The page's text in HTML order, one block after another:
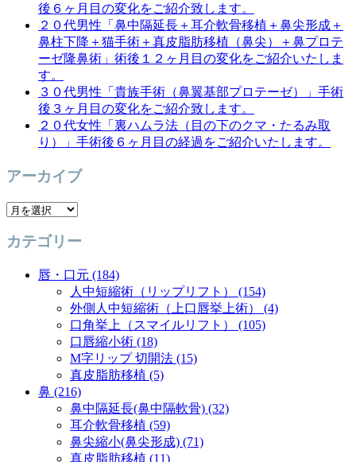
後６ヶ月目の変化をご紹介致します。
２０代男性「鼻中隔延長＋耳介軟骨移植＋鼻尖形成＋
鼻柱下降＋猫手術＋真皮脂肪移植（鼻尖）＋鼻プロテ
ーゼ隆鼻術」術後１２ヶ月目の変化をご紹介いたしま
す。
３０代男性「貴族手術（鼻翼基部プロテーゼ）」手術
後３ヶ月目の変化をご紹介致します。
２０代女性「裏ハムラ法（目の下のクマ・たるみ取
り）」手術後６ヶ月目の経過をご紹介いたします。
アーカイブ
ア
カ
カテゴリー
唇・口元 (184)
人中短縮術（リップリフト） (154)
外側人中短縮術（上口唇挙上術） (4)
口角挙上（スマイルリフト） (105)
口唇縮小術 (18)
M字リップ 切開法 (15)
真皮脂肪移植 (5)
鼻 (216)
鼻中隔延長(鼻中隔軟骨) (32)
耳介軟骨移植 (59)
鼻尖縮小(鼻尖形成) (71)
真皮脂肪移植 (11)